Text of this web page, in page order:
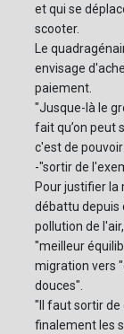
et qui se
scooter.
Le
envisage
paiement.
"Jusque-là le
fait qu’on peut
c'est de
-"sortir de
Pour justifier la
débattu depuis
pollution de
"meilleur
migration vers
douces".
"Il faut sortir
finalement les